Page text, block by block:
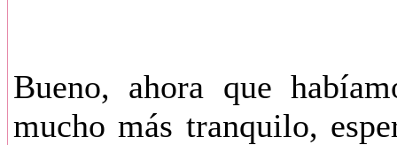
Bueno, ahora que
mucho más tranquilo,